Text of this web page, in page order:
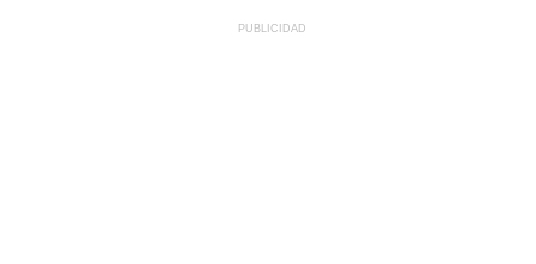
PUBLICIDAD